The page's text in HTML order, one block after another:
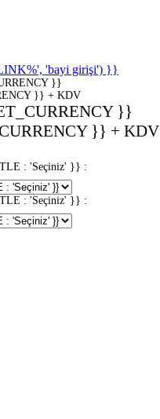
'bayi girişi') }}
}}
}} + KDV
}}
}} + KDV
: 'Seçiniz' }} :
: 'Seçiniz' }} :